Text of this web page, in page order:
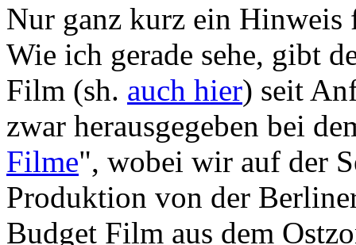
Nur ganz kurz ein Hinweis
Wie ich gerade sehe, gibt
Film (sh. auch hier) seit
zwar herausgegeben bei
Filme", wobei wir auf der
Produktion von der
Budget Film aus dem